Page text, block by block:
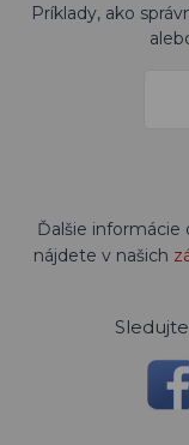
Príklady, ako
Ďalšie informácie
nájdete v našich